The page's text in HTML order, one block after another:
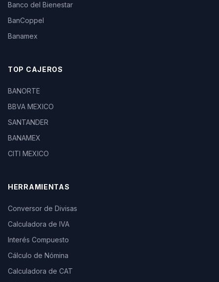
Banco del Bienestar
BanCoppel
Banamex
TOP CAJEROS
BANORTE
BBVA MEXICO
SANTANDER
BANAMEX
CITI MEXICO
HERRAMIENTAS
Conversor de Divisas
Calculadora de IVA
Interés Compuesto
Cálculo de Nómina
Calculadora de CAT